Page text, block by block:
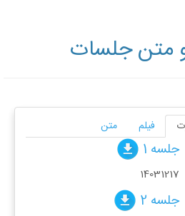
متن جلسات
فیلم متن
جلسه 1
14031217
جلسه 2